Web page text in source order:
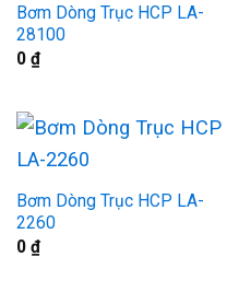
Bơm Dòng Trục HCP LA-
28100
0 ₫
Bơm Dòng Trục HCP LA-
2260
0 ₫